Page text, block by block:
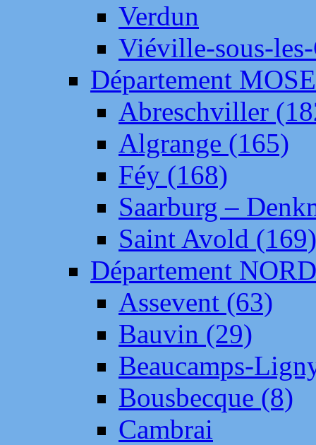
Verdun
Viéville-sous-
Département
Abreschviller
Algrange (165)
Féy (168)
Saarburg –
Saint Avold (169)
Département NORD
Assevent (63)
Bauvin (29)
Beaucamps-
Bousbecque (8)
Cambrai